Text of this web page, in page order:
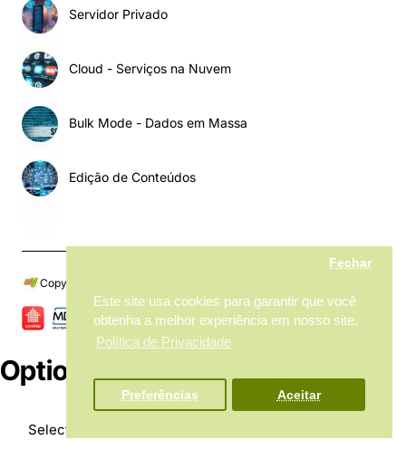
Este site usa cookies para garantir que você
obtenha a melhor experiência em nosso site.
Política de Privacidade
Fechar
Preferências Aceitar
Servidor Privado
Cloud - Serviços na Nuvem
Bulk Mode - Dados em Massa
Edição de Conteúdos
Copyright © 2024, My MarketPlace, Todos os Direitos Reservados
Options
Select
Product Filter